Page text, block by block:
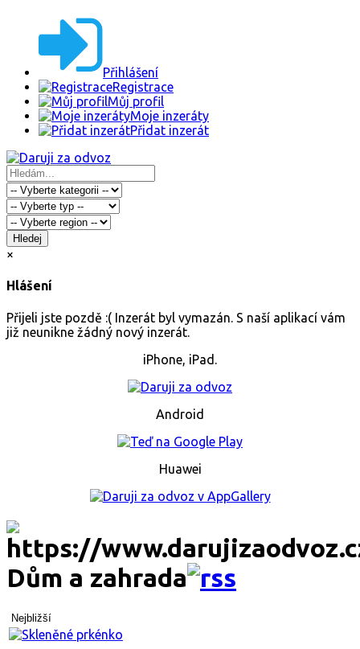
Přihlášení
Registrace
Můj profil
Moje inzeráty
Přidat inzerát
Hledej
×
Hlášení
Přijeli jste pozdě :( Inzerát byl vymazán. S naší aplikací vám
již neunikne žádný nový inzerát.
iPhone, iPad.
Android
Huawei
Dům a zahrada
Nejbližší